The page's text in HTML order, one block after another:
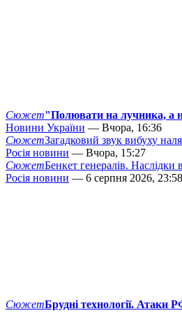
Сюжет"Полювати на лучника, а
Новини України — Вчора, 16:36
СюжетЗагадковий звук вибуху
Росія новини — Вчора, 15:27
СюжетБенкет генералів. Наслідки
Росія новини — 6 серпня 2026, 23:58
СюжетБрудні технології. Атаки